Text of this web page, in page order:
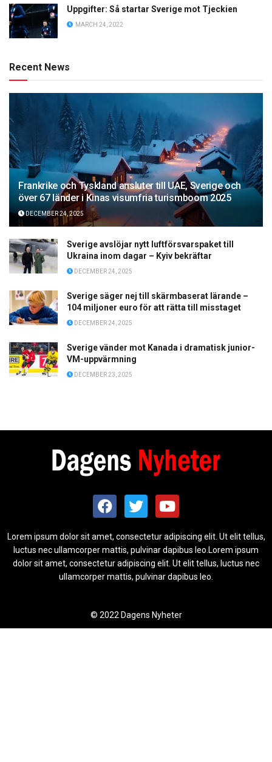
Uppgifter: Så startar Sverige mot Tjeckien
MARCH 24, 2022
Recent News
Frankrike och Tyskland ansluter till UAE, Sverige och
över 67 länder i Kinas visumfria turismboom 2025
DECEMBER 24, 2025
Sverige avslöjar nytt luftförsvarspaket till
Ukraina inom dagar – Kyiv bekräftar
DECEMBER 24, 2025
Sverige säger nej till skärmbaserat lärande –
104 miljoner euro för att rätta till misstaget
DECEMBER 24, 2025
Sverige vänder mot Kanada i dramatisk junior-
VM-uppvärmning
DECEMBER 23, 2025
Lorem ipsum dolor sit amet, consectetur adipiscing elit. Ut elit tellus,
luctus nec ullamcorper mattis, pulvinar dapibus leo.Lorem ipsum
dolor sit amet, consectetur adipiscing elit. Ut elit tellus, luctus nec
ullamcorper mattis, pulvinar dapibus leo.
© 2022 Dagens Nyheter